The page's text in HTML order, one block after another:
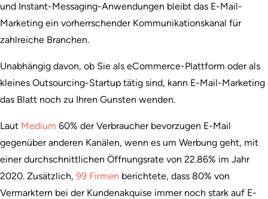
und Instant-Messaging-Anwendungen bleibt das E-Mail-
Marketing ein vorherrschender Kommunikationskanal für
zahlreiche Branchen.
Unabhängig davon, ob Sie als eCommerce-Plattform oder als
kleines Outsourcing-Startup tätig sind, kann E-Mail-Marketing
das Blatt noch zu Ihren Gunsten wenden.
Laut Medium 60% der Verbraucher bevorzugen E-Mail
gegenüber anderen Kanälen, wenn es um Werbung geht, mit
einer durchschnittlichen Öffnungsrate von 22.86% im Jahr
2020. Zusätzlich, 99 Firmen berichtete, dass 80% von
Vermarktern bei der Kundenakquise immer noch stark auf E-